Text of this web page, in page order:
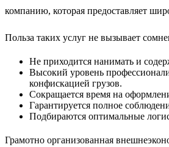
компанию, которая предоставляет
Польза таких услуг не вызывает
Не приходится нанимать и
Высокий уровень
конфискацией грузов.
Сокращается время на
Гарантируется полное
Подбираются оптимальные
Грамотно организованная